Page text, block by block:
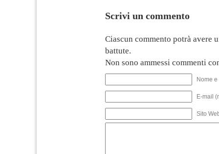
Scrivi un commento
Ciascun commento potrà avere
battute.
Non sono ammessi commenti
Nome
E-mail
Sito